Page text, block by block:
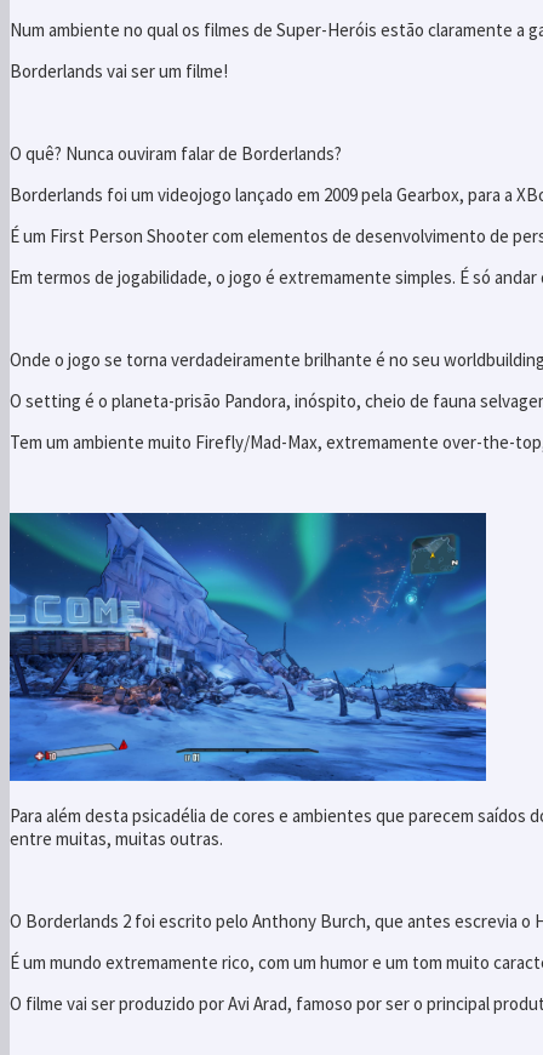
Num ambiente no qual os filmes de Super-Heróis estão claramente a
Borderlands vai ser um filme!
O quê? Nunca ouviram falar de Borderlands?
Borderlands foi um videojogo lançado em 2009 pela Gearbox, para a
É um First Person Shooter com elementos de desenvolvimento de
Em termos de jogabilidade, o jogo é extremamente simples. É só
Onde o jogo se torna verdadeiramente brilhante é no seu
O setting é o planeta-prisão Pandora, inóspito, cheio de fauna
Tem um ambiente muito Firefly/Mad-Max, extremamente over-the-
Para além desta psicadélia de cores e ambientes que parecem
entre muitas, muitas outras.
O Borderlands 2 foi escrito pelo Anthony Burch, que antes escrevia o
É um mundo extremamente rico, com um humor e um tom muito
O filme vai ser produzido por Avi Arad, famoso por ser o principal